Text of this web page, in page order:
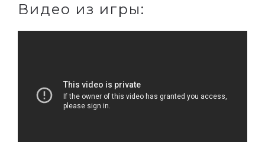
Видео из игры: